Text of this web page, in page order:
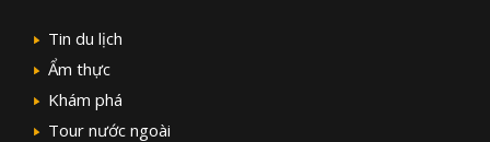
Tin du lịch
Ẩm thực
Khám phá
Tour nước ngoài